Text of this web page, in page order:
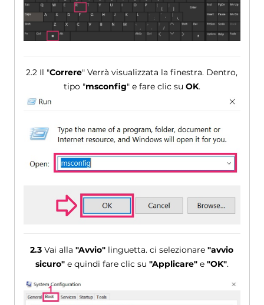
2.2 Il "Correre" Verrà visualizzata la finestra. Dentro,
tipo "msconfig" e fare clic su OK.
2.3 Vai alla"Avvio" linguetta. ci selezionare"avvio
sicuro"e quindi fare clic su "Applicare"e "OK".